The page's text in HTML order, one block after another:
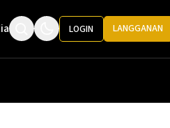
LOGIN LANGGANAN